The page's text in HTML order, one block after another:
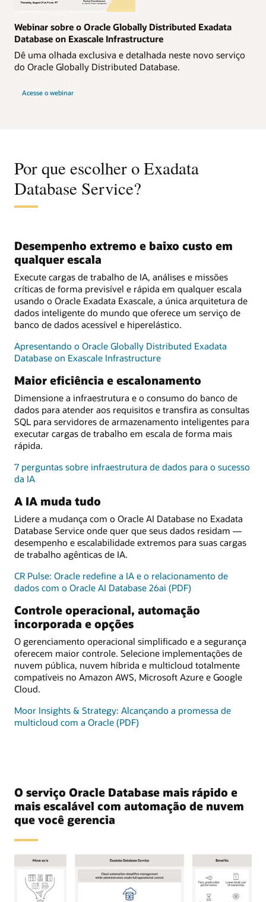
Webinar sobre o Oracle Globally Distributed Exadata
Database on Exascale Infrastructure
Dê uma olhada exclusiva e detalhada neste novo serviço
do Oracle Globally Distributed Database.
Acesse o webinar
Por que escolher o Exadata
Database Service?
Desempenho extremo e baixo custo em
qualquer escala
Execute cargas de trabalho de IA, análises e missões
críticas de forma previsível e rápida em qualquer escala
usando o Oracle Exadata Exascale, a única arquitetura de
dados inteligente do mundo que oferece um serviço de
banco de dados acessível e hiperelástico.
Apresentando o Oracle Globally Distributed Exadata
Database on Exascale Infrastructure
Maior eficiência e escalonamento
Dimensione a infraestrutura e o consumo do banco de
dados para atender aos requisitos e transfira as consultas
SQL para servidores de armazenamento inteligentes para
executar cargas de trabalho em escala de forma mais
rápida.
7 perguntas sobre infraestrutura de dados para o sucesso
da IA
A IA muda tudo
Lidere a mudança com o Oracle AI Database no Exadata
Database Service onde quer que seus dados residam —
desempenho e escalabilidade extremos para suas cargas
de trabalho agênticas de IA.
CR Pulse: Oracle redefine a IA e o relacionamento de
dados com o Oracle AI Database 26ai (PDF)
Controle operacional, automação
incorporada e opções
O gerenciamento operacional simplificado e a segurança
oferecem maior controle. Selecione implementações de
nuvem pública, nuvem híbrida e multicloud totalmente
compatíveis no Amazon AWS, Microsoft Azure e Google
Cloud.
Moor Insights & Strategy: Alcançando a promessa de
multicloud com a Oracle (PDF)
O serviço Oracle Database mais rápido e
mais escalável com automação de nuvem
que você gerencia